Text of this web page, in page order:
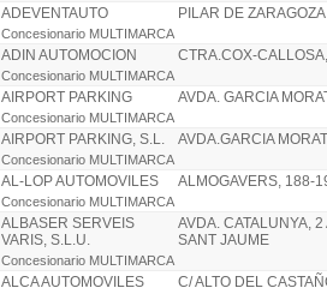
ADEVENTAUTO PILAR DE
Concesionario MULTIMARCA
ADIN AUTOMOCION CTRA.COX-
Concesionario MULTIMARCA
AIRPORT PARKING AVDA. GARCIA
Concesionario MULTIMARCA
AIRPORT PARKING, S.L. AVDA.GARCIA
Concesionario MULTIMARCA
AL-LOP AUTOMOVILES ALMOGAVERS, 188-
Concesionario MULTIMARCA
ALBASER SERVEIS
VARIS, S.L.U.
AVDA. CATALUNYA,
SANT JAUME
Concesionario MULTIMARCA
ALCA AUTOMOVILES C/ ALTO DEL